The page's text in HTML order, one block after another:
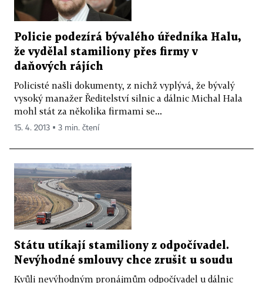
Policie podezírá bývalého úředníka Halu,
že vydělal stamiliony přes firmy v
daňových rájích
Policisté našli dokumenty, z nichž vyplývá, že bývalý
vysoký manažer Ředitelství silnic a dálnic Michal Hala
mohl stát za několika firmami se...
15. 4. 2013 ▪ 3 min. čtení
Státu utíkají stamiliony z odpočívadel.
Nevýhodné smlouvy chce zrušit u soudu
Kvůli nevýhodným pronájmům odpočívadel u dálnic